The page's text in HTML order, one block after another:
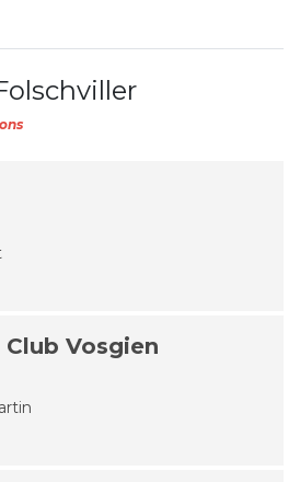
Vosgien